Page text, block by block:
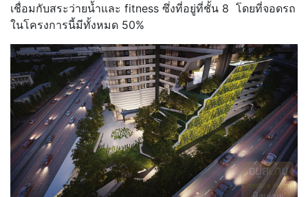
เชื่อมกับสระว่ายน้ำและ fitness ซึ่งที่อยู่ที่ชั้น 8 โดยที่จอดรถ
ในโครงการนี้มีทั้งหมด 50%